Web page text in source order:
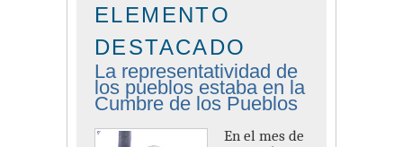
ELEMENTO
DESTACADO
La representatividad de
los pueblos estaba en la
Cumbre de los Pueblos
En el mes de